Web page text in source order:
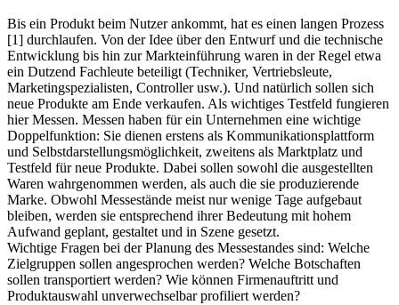
Bis ein Produkt beim Nutzer ankommt, hat es einen langen Prozess
[1] durchlaufen. Von der Idee über den Entwurf und die technische
Entwicklung bis hin zur Markteinführung waren in der Regel etwa
ein Dutzend Fachleute beteiligt (Techniker, Vertriebsleute,
Marketingspezialisten, Controller usw.). Und natürlich sollen sich
neue Produkte am Ende verkaufen. Als wichtiges Testfeld fungieren
hier Messen. Messen haben für ein Unternehmen eine wichtige
Doppelfunktion: Sie dienen erstens als Kommunikationsplattform
und Selbstdarstellungsmöglichkeit, zweitens als Marktplatz und
Testfeld für neue Produkte. Dabei sollen sowohl die ausgestellten
Waren wahrgenommen werden, als auch die sie produzierende
Marke. Obwohl Messestände meist nur wenige Tage aufgebaut
bleiben, werden sie entsprechend ihrer Bedeutung mit hohem
Aufwand geplant, gestaltet und in Szene gesetzt.
Wichtige Fragen bei der Planung des Messestandes sind: Welche
Zielgruppen sollen angesprochen werden? Welche Botschaften
sollen transportiert werden? Wie können Firmenauftritt und
Produktauswahl unverwechselbar profiliert werden?